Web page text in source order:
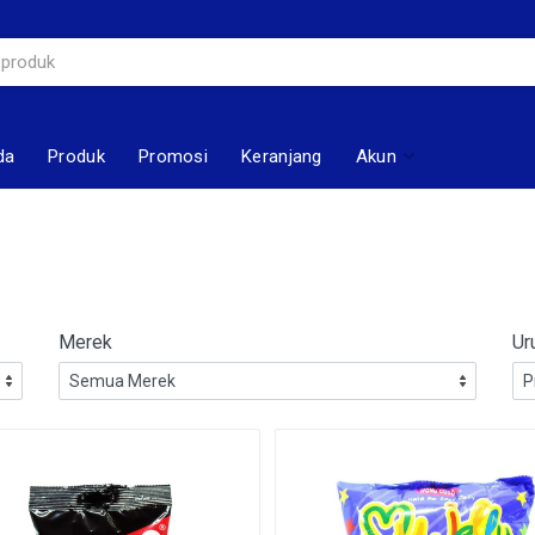
Produk Promosi Keranjang Akun
Merek